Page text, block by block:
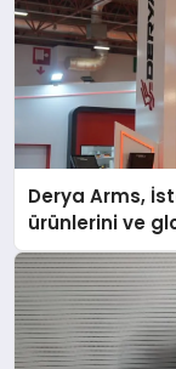
Derya Arms,
ürünlerini ve